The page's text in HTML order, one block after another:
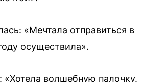
«Мечтала отправиться в
осуществила».
«Хотела волшебную палочку.